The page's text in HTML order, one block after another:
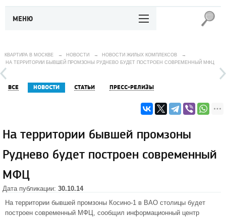
МЕНЮ
КВАРТИРА В МОСКВЕ → НОВОСТИ → НОВОСТИ ЖИЛЫХ КОМПЛЕКСОВ
→
НА ТЕРРИТОРИИ БЫВШЕЙ ПРОМЗОНЫ РУДНЕВО БУДЕТ ПОСТРОЕН СОВРЕМЕННЫЙ МФЦ
ВСЕ НОВОСТИ СТАТЬИ ПРЕСС-РЕЛИЗЫ
На территории бывшей промзоны
Руднево будет построен современный
МФЦ
Дата публикации: 30.10.14
На территории бывшей промзоны Косино-1 в ВАО столицы будет
построен современный МФЦ, сообщил информационный центр